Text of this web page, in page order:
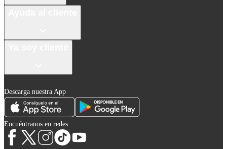
Descarga nuestra App
Encuéntranos en redes